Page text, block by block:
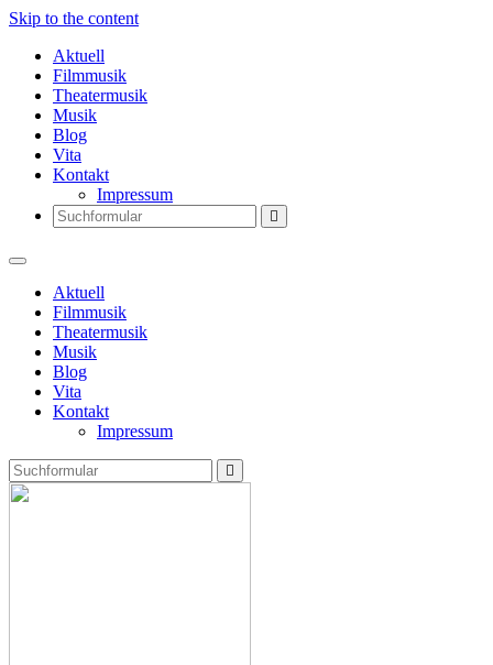
Skip to the content
Aktuell
Filmmusik
Theatermusik
Musik
Blog
Vita
Kontakt
Impressum
Search
Aktuell
Filmmusik
Theatermusik
Musik
Blog
Vita
Kontakt
Impressum
Search